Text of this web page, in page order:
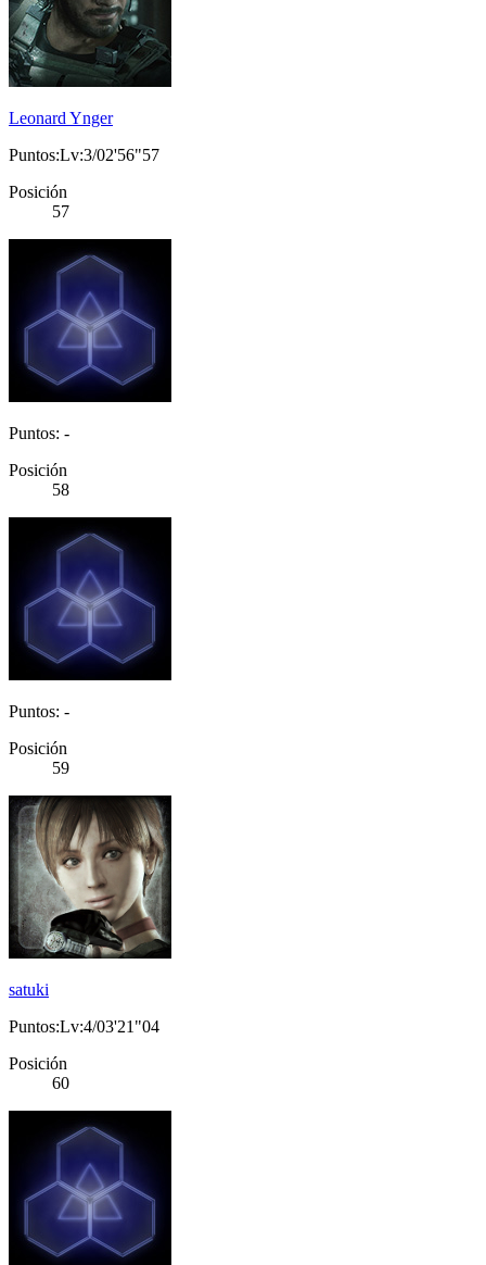
Leonard Ynger
Puntos:Lv:3/02'56"57
Posición
57
Puntos: -
Posición
58
Puntos: -
Posición
59
satuki
Puntos:Lv:4/03'21"04
Posición
60